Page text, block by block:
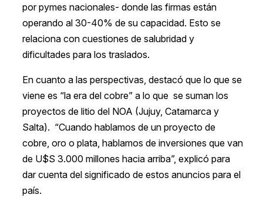
por pymes nacionales- donde las firmas están
operando al 30-40% de su capacidad. Esto se
relaciona con cuestiones de salubridad y
dificultades para los traslados.
En cuanto a las perspectivas, destacó que lo que se
viene es “la era del cobre” a lo que se suman los
proyectos de litio del NOA (Jujuy, Catamarca y
Salta). “Cuando hablamos de un proyecto de
cobre, oro o plata, hablamos de inversiones que van
de U$S 3.000 millones hacia arriba”, explicó para
dar cuenta del significado de estos anuncios para el
país.